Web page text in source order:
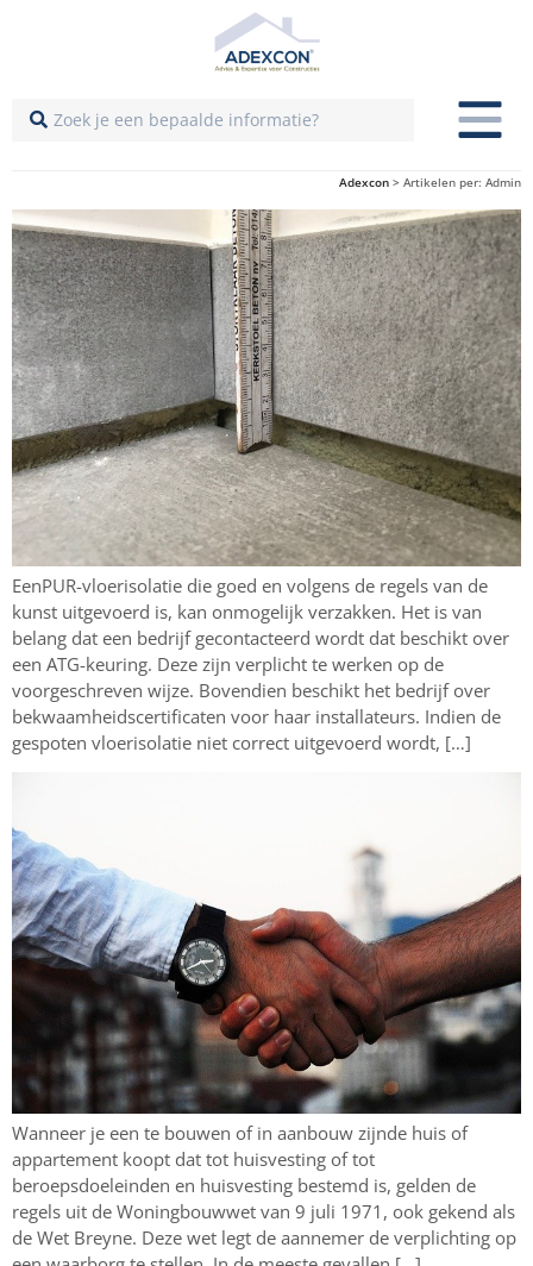
Adexcon > Artikelen per: Admin
EenPUR-vloerisolatie die goed en volgens de regels van de
kunst uitgevoerd is, kan onmogelijk verzakken. Het is van
belang dat een bedrijf gecontacteerd wordt dat beschikt over
een ATG-keuring. Deze zijn verplicht te werken op de
voorgeschreven wijze. Bovendien beschikt het bedrijf over
bekwaamheidscertificaten voor haar installateurs. Indien de
gespoten vloerisolatie niet correct uitgevoerd wordt, […]
Wanneer je een te bouwen of in aanbouw zijnde huis of
appartement koopt dat tot huisvesting of tot
beroepsdoeleinden en huisvesting bestemd is, gelden de
regels uit de Woningbouwwet van 9 juli 1971, ook gekend als
de Wet Breyne. Deze wet legt de aannemer de verplichting op